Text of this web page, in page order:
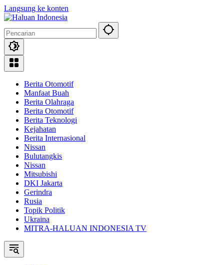
Langsung ke konten
Berita Otomotif
Manfaat Buah
Berita Olahraga
Berita Otomotif
Berita Teknologi
Kejahatan
Berita Internasional
Nissan
Bulutangkis
Nissan
Mitsubishi
DKI Jakarta
Gerindra
Rusia
Topik Politik
Ukraina
MITRA-HALUAN INDONESIA TV